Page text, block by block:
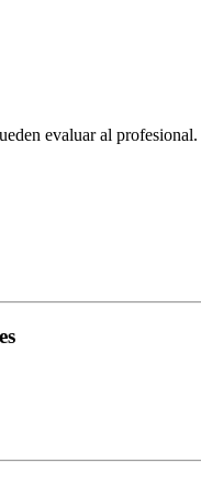
evaluar al profesional.